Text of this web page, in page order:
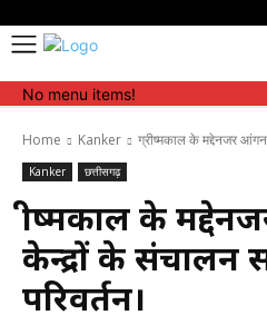
No menu items!
Home Kanker ग्रीष्मकाल के मद्देनजर
Kanker छत्तीसगढ़
ग्रीष्मकाल के
केन्द्रों के संचालन
परिवर्तन।